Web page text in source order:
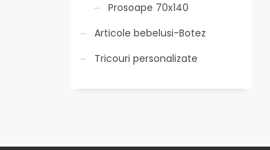
Prosoape 70x140
Articole bebelusi-Botez
Tricouri personalizate